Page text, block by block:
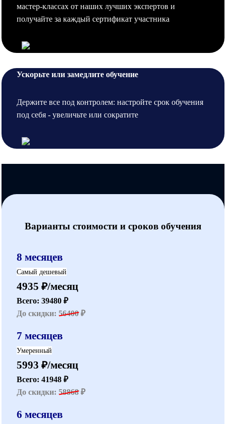
мастер-классах от наших лучших экспертов и
получайте за каждый сертификат участника
Ускорьте или замедлите обучение
Держите все под контролем: настройте срок обучения
под себя - увеличьте или сократите
Варианты стоимости и сроков обучения
8 месяцев
Самый дешевый
4935 ₽/месяц
Всего: 39480 ₽
До скидки: 56400₽
7 месяцев
Умеренный
5993 ₽/месяц
Всего: 41948 ₽
До скидки: 58868₽
6 месяцев